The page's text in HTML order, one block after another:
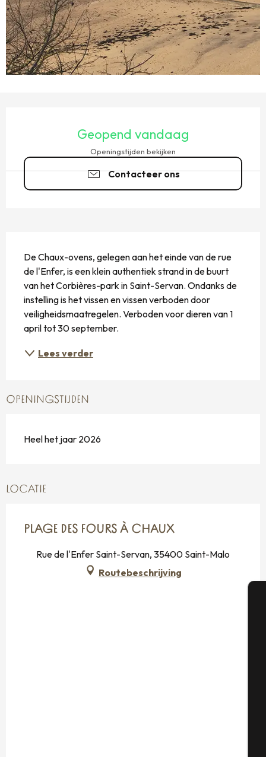
Geopend vandaag
Openingstijden bekijken
Contacteer ons
De Chaux-ovens, gelegen aan het einde van de rue
de l'Enfer, is een klein authentiek strand in de buurt
van het Corbières-park in Saint-Servan. Ondanks de
instelling is het vissen en vissen verboden door
veiligheidsmaatregelen. Verboden voor dieren van 1
april tot 30 september.
Lees verder
OPENINGSTIJDEN
Heel het jaar 2026
LOCATIE
PLAGE DES FOURS À CHAUX
Rue de l'Enfer Saint-Servan, 35400 Saint-Malo
Routebeschrijving